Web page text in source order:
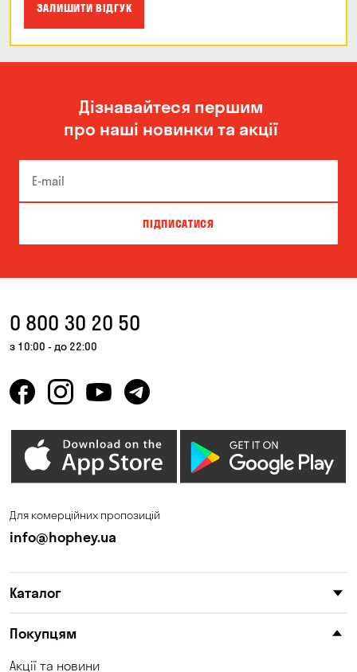
ЗАЛИШИТИ ВІДГУК
Дізнавайтеся першим
про наші новинки та акції
ПІДПИСАТИСЯ
0 800 30 20 50
з 10:00 - до 22:00
Для комерційних пропозицій
info@hophey.ua
Каталог
Покупцям
Акції та новини